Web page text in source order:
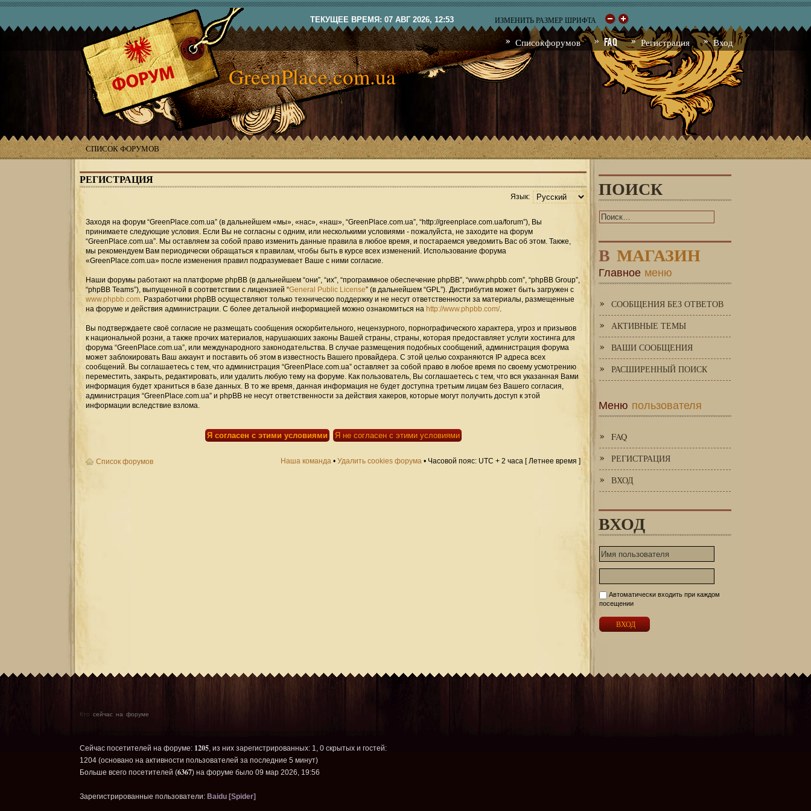
ТЕКУЩЕЕ ВРЕМЯ: 07 АВГ 2026, 12:53 ИЗМЕНИТЬ РАЗМЕР ШРИФТА
Список форумов FAQ Регистрация Вход
GreenPlace.com.ua
СПИСОК ФОРУМОВ
РЕГИСТРАЦИЯ
Язык:
Заходя на форум “GreenPlace.com.ua” (в дальнейшем «мы», «нас», «наш», “GreenPlace.com.ua”, “http://greenplace.com.ua/forum”), Вы
принимаете следующие условия. Если Вы не согласны с одним, или несколькими условиями - пожалуйста, не заходите на форум
“GreenPlace.com.ua”. Мы оставляем за собой право изменить данные правила в любое время, и постараемся уведомить Вас об этом. Также,
мы рекомендуем Вам периодически обращаться к правилам, чтобы быть в курсе всех изменений. Использование форума
«GreenPlace.com.ua» после изменения правил подразумевает Ваше с ними согласие.
Наши форумы работают на платформе phpBB (в дальнейшем “они”, “их”, “программное обеспечение phpBB”, “www.phpbb.com”, “phpBB Group”,
“phpBB Teams”), выпущенной в соответствии с лицензией “General Public License” (в дальнейшем “GPL”). Дистрибутив может быть загружен с
www.phpbb.com. Разработчики phpBB осуществляют только техническю поддержку и не несут ответственности за материалы, размещенные
на форуме и действия администрации. С более детальной информацией можно ознакомиться на http://www.phpbb.com/.
Вы подтверждаете своё согласие не размещать сообщения оскорбительного, нецензурного, порнографического характера, угроз и призывов
к национальной розни, а также прочих материалов, нарушаюших законы Вашей страны, страны, которая предоставляет услуги хостинга для
форума “GreenPlace.com.ua”, или международного законодательства. В случае размещения подобных сообщений, администрация форума
может заблокировать Ваш аккаунт и поставить об этом в известность Вашего провайдера. С этой целью сохраняются IP адреса всех
сообщений. Вы соглашаетесь с тем, что администрация “GreenPlace.com.ua” оставляет за собой право в любое время по своему усмотрению
переместить, закрыть, редактировать, или удалить любую тему на форуме. Как пользователь, Вы соглашаетесь с тем, что вся указанная Вами
информация будет храниться в базе данных. В то же время, данная информация не будет доступна третьим лицам без Вашего согласия,
администрация “GreenPlace.com.ua” и phpBB не несут ответственности за действия хакеров, которые могут получить доступ к этой
информации вследствие взлома.
Список форумов Наша команда • Удалить cookies форума • Часовой пояс: UTC + 2 часа [ Летнее время ]
ПОИСК
В МАГАЗИН
Главное меню
СООБЩЕНИЯ БЕЗ ОТВЕТОВ
АКТИВНЫЕ ТЕМЫ
ВАШИ СООБЩЕНИЯ
РАСШИРЕННЫЙ ПОИСК
Меню пользователя
FAQ
РЕГИСТРАЦИЯ
ВХОД
ВХОД
Автоматически входить при каждом
посещении
Кто сейчас на форуме
Сейчас посетителей на форуме: 1205, из них зарегистрированных: 1, 0 скрытых и гостей:
1204 (основано на активности пользователей за последние 5 минут)
Больше всего посетителей (6367) на форуме было 09 мар 2026, 19:56
Зарегистрированные пользователи: Baidu [Spider]